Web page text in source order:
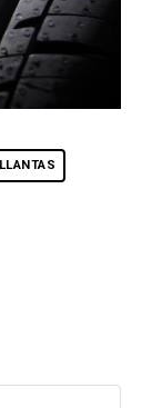
LLANTAS